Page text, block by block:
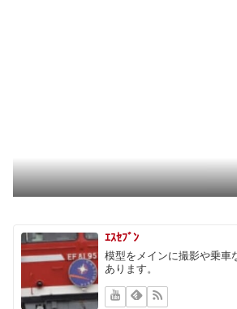
ｴｽｾﾌﾞﾝ
模型をメインに撮影や乗車
あります。